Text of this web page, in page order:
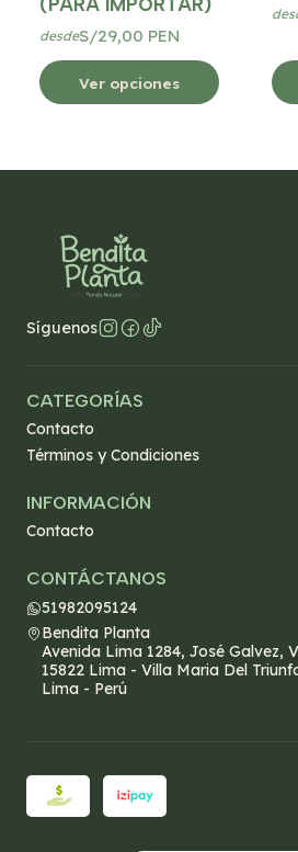
(PARA IMPORTAR)
desdeS/29,00 PEN
Ver opciones
Síguenos
CATEGORÍAS
Contacto
Términos y Condiciones
INFORMACIÓN
Contacto
CONTÁCTANOS
51982095124
Bendita Planta
Avenida Lima 1284, José Galvez,
15822 Lima - Villa Maria Del
Lima - Perú